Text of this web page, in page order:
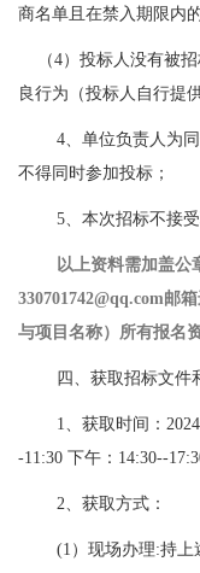
商名单且在禁入期限内
（4）投标人没有被
良行为（投标人自行提
4、单位负责人为
不得同时参加投标；
5、本次招标不接
以上资料需加盖公
330701742@qq.com邮
与项目名称）所有报名
四、获取招标文件
1、获取时间：
-11:30 下午：14:30--
2、获取方式：
(1）现场办理:持上